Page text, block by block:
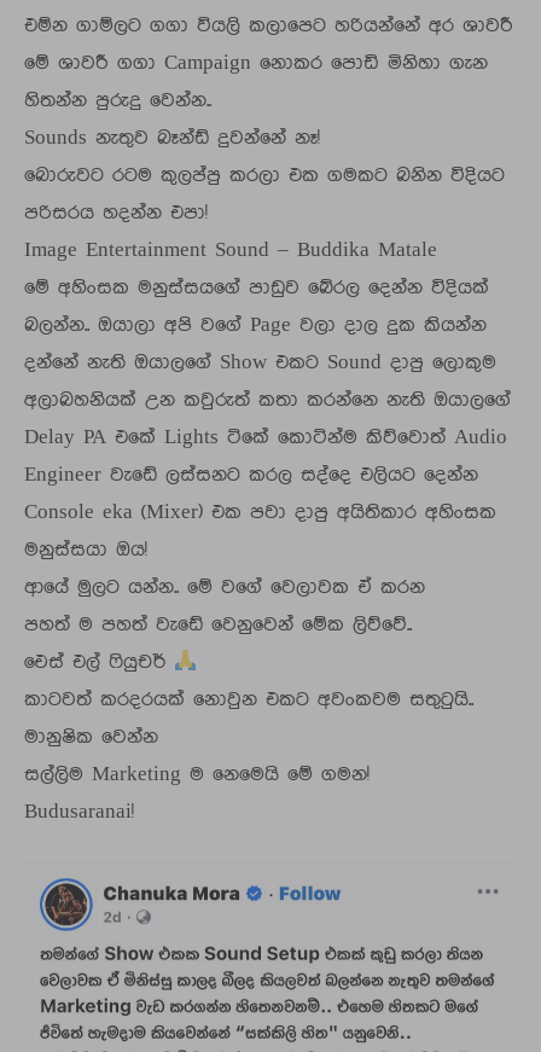
එම්න ගාම්ලට ගගා වියලි කලාපෙට හරියන්නේ අර ශාවරී
මේ ශාවරී ගගා Campaign නොකර පොඩි මිනිහා ගැන
හිතන්න පුරුදු වෙන්න..
Sounds නැතුව බෑන්ඩ් දුවන්නේ නෑ!
බොරුවට රටම කුලප්පු කරලා එක ගමකට බනින විදියට
පරිසරය හදන්න එපා!
Image Entertainment Sound – Buddika Matale
මේ අහිංසක මනුස්සයගේ පාඩුව බේරල දෙන්න විදියක්
බලන්න.. ඔයාලා අපි වගේ Page වලා දාල දුක කියන්න
දන්නේ නැති ඔයාලගේ Show එකට Sound දාපු ලොකුම
අලාබහනියක් උන කවුරුත් කතා කරන්නෙ නැති ඔයාලගේ
Delay PA එකේ Lights ටිකේ කොටින්ම කිව්වොත් Audio
Engineer වැඩේ ලස්සනට කරල සද්දෙ එලියට දෙන්න
Console eka (Mixer) එක පවා දාපු අයිතිකාර අහිංසක
මනුස්සයා ඔය!
ආයේ මුලට යන්න.. මේ වගේ වෙලාවක ඒ කරන
පහත් ම පහත් වැඩේ වෙනුවෙන් මේක ලිව්වේ..
ඓස් එල් ෆියුචර්
කාටවත් කරදරයක් නොවුන එකට අවංකවම සතුටුයි..
මානුෂික වෙන්න
සල්ලිම Marketing ම නෙමෙයි මේ ගමන!
Budusaranai!